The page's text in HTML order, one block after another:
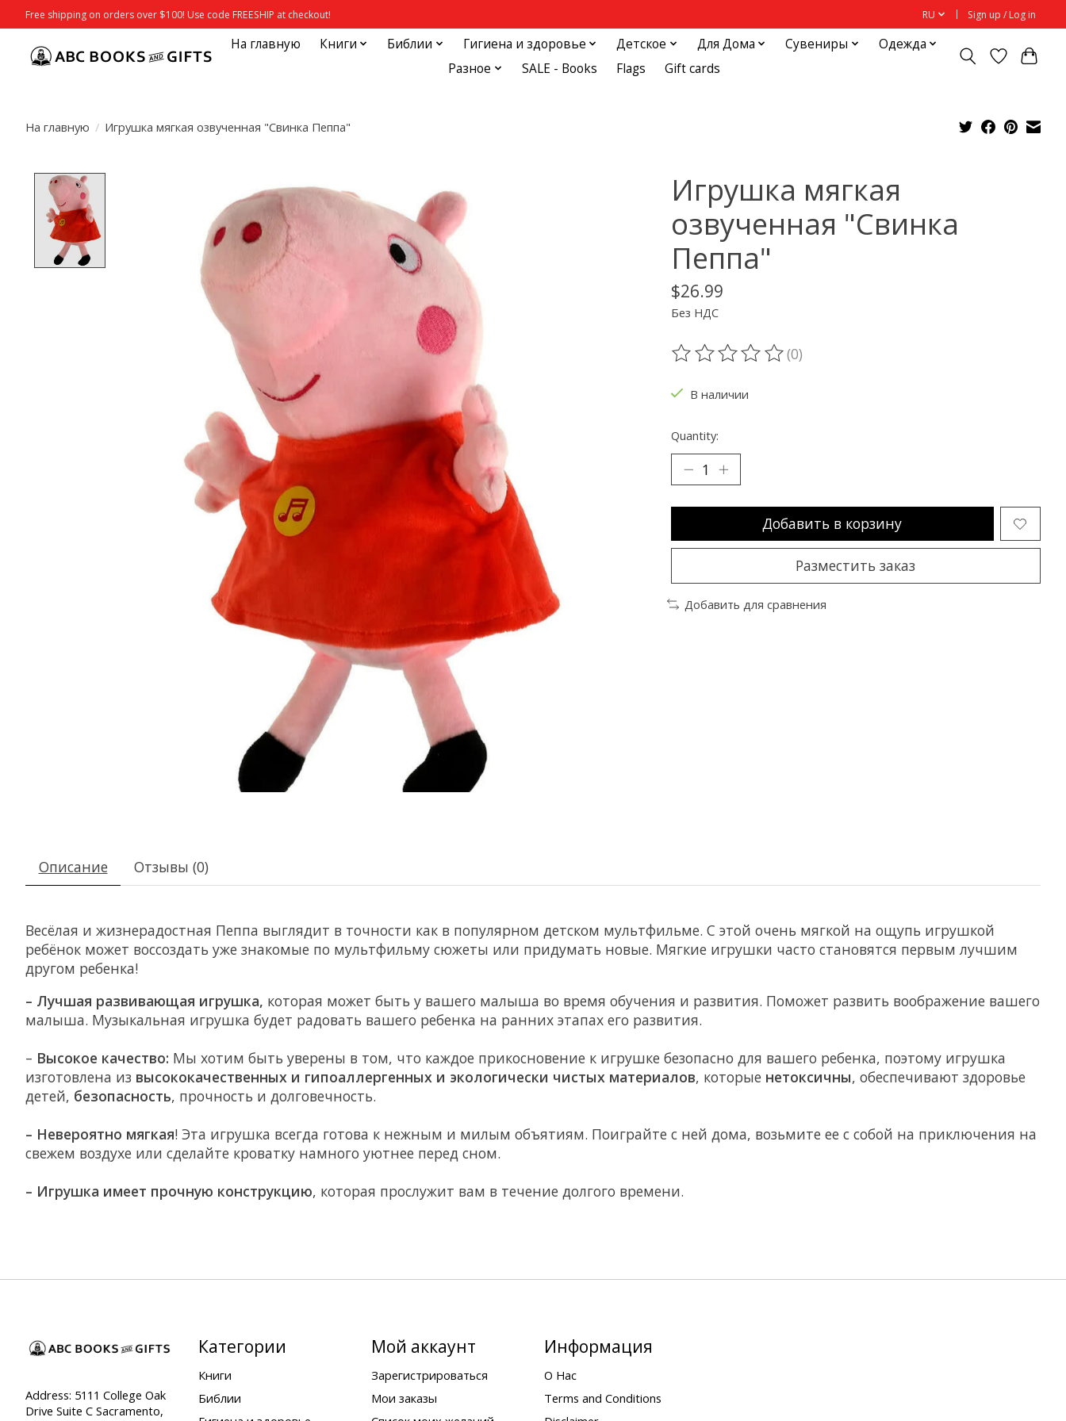
Free shipping on orders over $100! Use code FREESHIP at checkout! RU Sign up / Log in
На главную Книги Библии Гигиена и здоровье Детское Для Дома Сувениры
Одежда
Разное
SALE - Books Flags Gift cards
На главную / Игрушка мягкая озвученная "Свинка Пеппа"
Product image slideshow Items
Игрушка мягкая
озвученная "Свинка
Пеппа"
$26.99
Без НДС
The rating of this product is
(0)
В наличии
Quantity:
Добавить в корзину
Разместить заказ
Добавить для сравнения
Описание Отзывы (0)
Весёлая и жизнерадостная Пеппа выглядит в точности как в популярном детском мультфильме. С этой очень мягкой на ощупь игрушкой
ребёнок может воссоздать уже знакомые по мультфильму сюжеты или придумать новые. Мягкие игрушки часто становятся первым лучшим
другом ребенка!
– Лучшая развивающая игрушка, которая может быть у вашего малыша во время обучения и развития. Поможет развить воображение вашего
малыша. Музыкальная игрушка будет радовать вашего ребенка на ранних этапах его развития.
– Высокое качество: Мы хотим быть уверены в том, что каждое прикосновение к игрушке безопасно для вашего ребенка, поэтому игрушка
изготовлена из высококачественных и гипоаллергенных и экологически чистых материалов, которые нетоксичны, обеспечивают здоровье
детей, безопасность, прочность и долговечность.
– Невероятно мягкая! Эта игрушка всегда готова к нежным и милым объятиям. Поиграйте с ней дома, возьмите ее с собой на приключения на
свежем воздухе или сделайте кроватку намного уютнее перед сном.
– Игрушка имеет прочную конструкцию, которая прослужит вам в течение долгого времени.
Address: 5111 College Oak
Drive Suite C Sacramento,
Категории
Книги
Библии
Мой аккаунт
Зарегистрироваться
Мои заказы
Информация
О Нас
Terms and Conditions